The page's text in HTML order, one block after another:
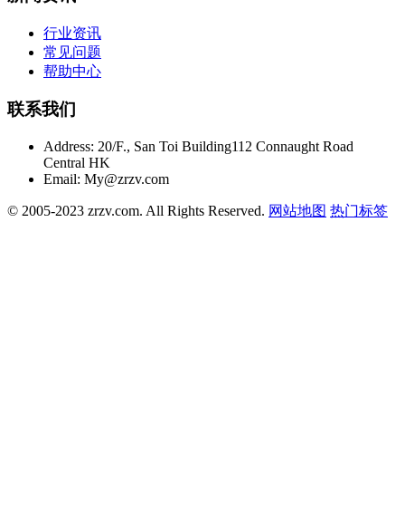
行业资讯
常见问题
帮助中心
联系我们
Address: 20/F., San Toi Building112 Connaught Road
Central HK
Email: My@zrzv.com
© 2005-2023 zrzv.com. All Rights Reserved. 网站地图 热门标签